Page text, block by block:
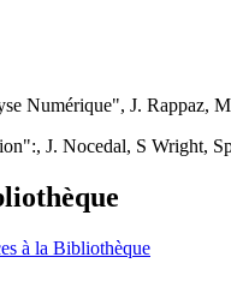
Numérique", J. Rappaz,
J. Nocedal, S Wright,
à la Bibliothèque